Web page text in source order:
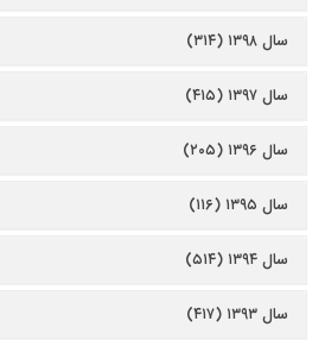
سال ۱۳۹۸ (۳۱۴)
سال ۱۳۹۷ (۴۱۵)
سال ۱۳۹۶ (۲۰۵)
سال ۱۳۹۵ (۱۱۶)
سال ۱۳۹۴ (۵۱۴)
سال ۱۳۹۳ (۴۱۷)